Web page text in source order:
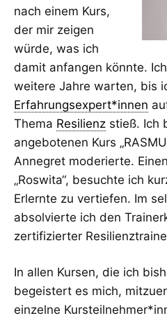
nach einem Kurs,
der mir zeigen
würde, was ich
damit anfangen könnte.
weitere Jahre warten, bis
Erfahrungsexpert*innen
Thema Resilienz stieß. Ich
angebotenen Kurs
Annegret moderierte.
„Roswita“, besuchte ich
Erlernte zu vertiefen. Im
absolvierte ich den
zertifizierter
In allen Kursen, die ich
begeistert es mich,
einzelne